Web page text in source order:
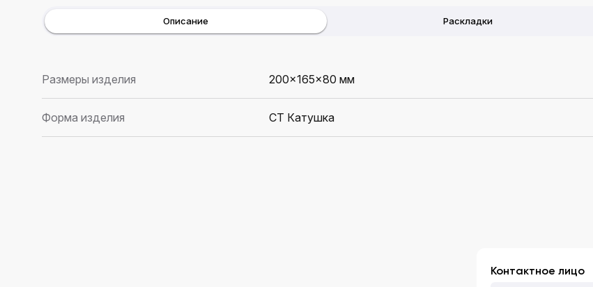
Описание Раскладки
Размеры изделия 200×165x80 мм
Форма изделия CT Катушка
Контактное лицо